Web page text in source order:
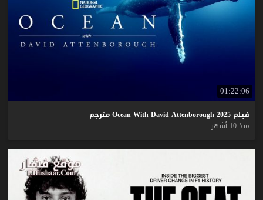
01:22:06
فيلم Ocean With David Attenborough 2025
مترجم
منذ 10 أشهر